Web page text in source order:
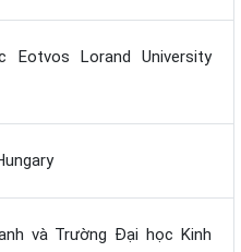
Eotvos Lorand University
và Trường Đại học Kinh